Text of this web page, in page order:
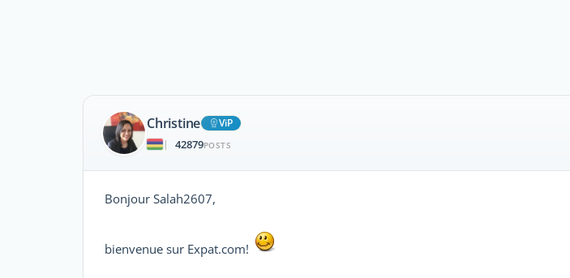
Christine
ViP
|
42879POSTS
Bonjour Salah2607,
bienvenue sur Expat.com!